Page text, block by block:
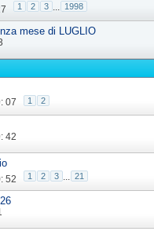
1 2 3 ... 1998
mese di LUGLIO
07 1 2
42
52 1 2 3 ... 21